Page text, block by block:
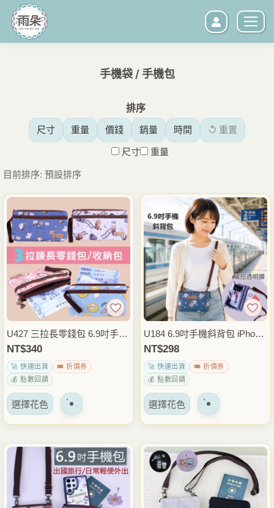
手機袋 / 手機包
排序
尺寸 重量 價錢 銷量 時間
↺ 重置
尺寸
重量
目前排序: 預設排序
U427 三拉長零錢包 6.9吋手機
包 手拿包 多格拉鍊收納包 卡
片護照小物包 出國旅行隨身包
雨朵防水包
NT$340
🚀 快速出貨
🎟️ 折價券
💰 點數回饋
選擇花色 該
有
多
種
體。
U184 6.9吋手機斜背包 iPhone
17 Pro Max手機包 拉鍊散步小
側背包 6.7吋6.8吋適用 外出通
勤隨身包 雨朵防水包
NT$298
🚀 快速出貨
🎟️ 折價券
💰 點數回饋
選擇花色 該
有
多
種
變
體。